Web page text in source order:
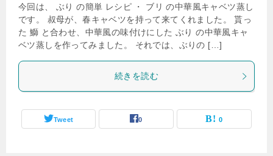
今回は、 ぶり の簡単 レシピ ・ ブリ の中華風キャベツ蒸し
です。 叔母が、春キャベツを持って来てくれました。 貰っ
た 鰤 と合わせ、中華風の味付けにした ぶり の中華風キャ
ベツ蒸しを作ってみました。 それでは、ぶりの […]
続きを読む
Tweet 0 0